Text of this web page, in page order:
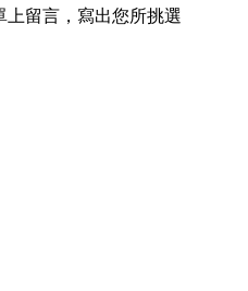
上留言，寫出您所挑選